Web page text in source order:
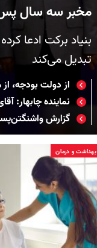
مخبر سه سال پس
بنیاد برکت ادعا
تبدیل می‌کند
از دولت بودجه،
نماینده چابهار:
گزارش
بهداشت و درمان